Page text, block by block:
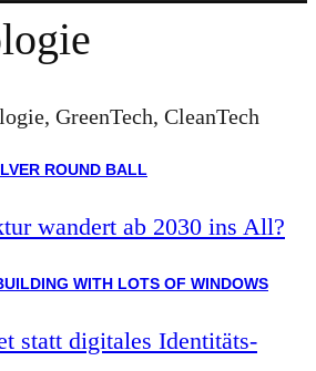
GreenTech, CleanTech
wandert ab 2030 ins All?
statt digitales Identitäts-